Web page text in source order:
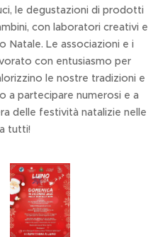
le degustazioni di prodotti
con laboratori creativi e
Natale. Le associazioni e i
con entusiasmo per
le nostre tradizioni e
a partecipare numerosi e a
delle festività natalizie nelle
tutti!